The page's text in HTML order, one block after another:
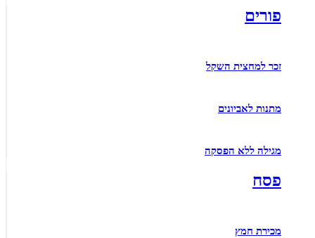
פורים
זכר למחצית השקל
מתנות לאביונים
מגילה ללא הפסקה
פסח
מכירת חמץ